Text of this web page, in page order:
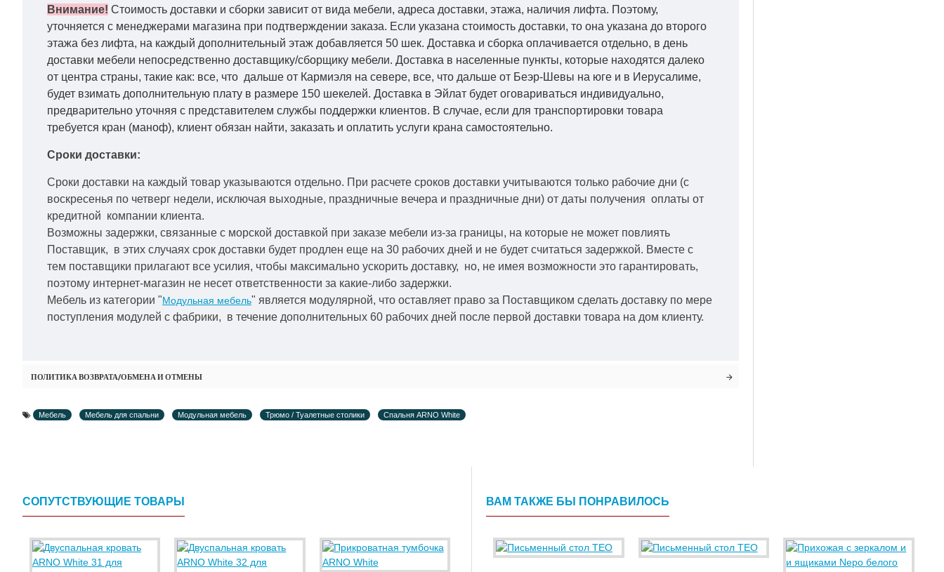
Внимание! Стоимость доставки и сборки зависит от вида мебели, адреса доставки, этажа, наличия лифта. Поэтому,
уточняется с менеджерами магазина при подтверждении заказа. Если указана стоимость доставки, то она указана до второго
этажа без лифта, на каждый дополнительный этаж добавляется 50 шек. Доставка и сборка оплачивается отдельно, в день
доставки мебели непосредственно доставщику/сборщику мебели. Доставка в населенные пункты, которые находятся далеко
от центра страны, такие как: все, что дальше от Кармиэля на севере, все, что дальше от Беэр-Шевы на юге и в Иерусалиме,
будет взимать дополнительную плату в размере 150 шекелей. Доставка в Эйлат будет оговариваться индивидуально,
предварительно уточняя с представителем службы поддержки клиентов. В случае, если для транспортировки товара
требуется кран (маноф), клиент обязан найти, заказать и оплатить услуги крана самостоятельно.
Сроки доставки:
Сроки доставки на каждый товар указываются отдельно. При расчете сроков доставки учитываются только рабочие дни (с
воскресенья по четверг недели, исключая выходные, праздничные вечера и праздничные дни) от даты получения оплаты от
кредитной компании клиента.
Возможны задержки, связанные с морской доставкой при заказе мебели из-за границы, на которые не может повлиять
Поставщик, в этих случаях срок доставки будет продлен еще на 30 рабочих дней и не будет считаться задержкой. Вместе с
тем поставщики прилагают все усилия, чтобы максимально ускорить доставку, но, не имея возможности это гарантировать,
поэтому интернет-магазин не несет ответственности за какие-либо задержки.
Мебель из категории "Модульная мебель" является модулярной, что оставляет право за Поставщиком сделать доставку по мере
поступления модулей с фабрики, в течение дополнительных 60 рабочих дней после первой доставки товара на дом клиенту.
ПОЛИТИКА ВОЗВРАТА/ОБМЕНА И ОТМЕНЫ
Мебель Мебель для спальни Модульная мебель Трюмо / Туалетные столики Спальня ARNO White
СОПУТСТВУЮЩИЕ ТОВАРЫ ВАМ ТАКЖЕ БЫ ПОНРАВИЛОСЬ